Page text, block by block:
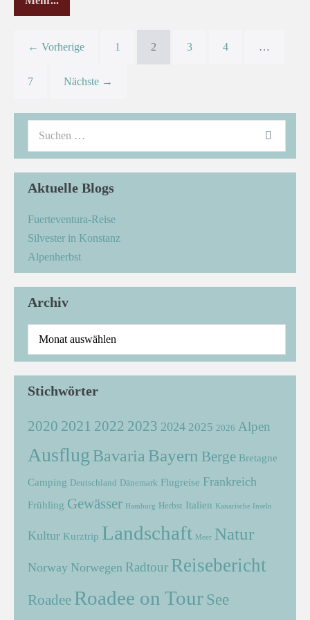
← Vorherige 1 2 3 4 …
7 Nächste →
Aktuelle Blogs
Fuerteventura-Reise
Silvester in Konstanz
Alpenherbst
Archiv
Stichwörter
2020 2021 2022 2023 2024 2025 2026 Alpen
Ausflug Bavaria Bayern Berge Bretagne
Camping Deutschland Dänemark Flugreise Frankreich
Frühling Gewässer Hamburg Herbst Italien Kanarische Inseln
Kultur Kurztrip Landschaft Meer Natur
Norway Norwegen Radtour Reisebericht
Roadee Roadee on Tour See